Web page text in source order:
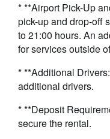
* **Airport Pick-Up
pick-up and drop-off
to 21:00 hours. An
for services outside
* **Additional
additional drivers.
* **Deposit
secure the rental.